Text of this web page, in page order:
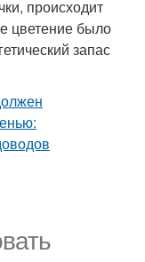
происходит
цветение было
запас